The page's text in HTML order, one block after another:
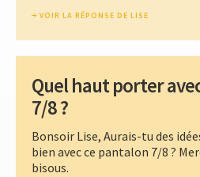
VOIR LA RÉPONSE DE LISE
Quel haut porter
7/8 ?
Bonsoir Lise, Aurais-tu des
bien avec ce pantalon 7/8 ?
bisous.